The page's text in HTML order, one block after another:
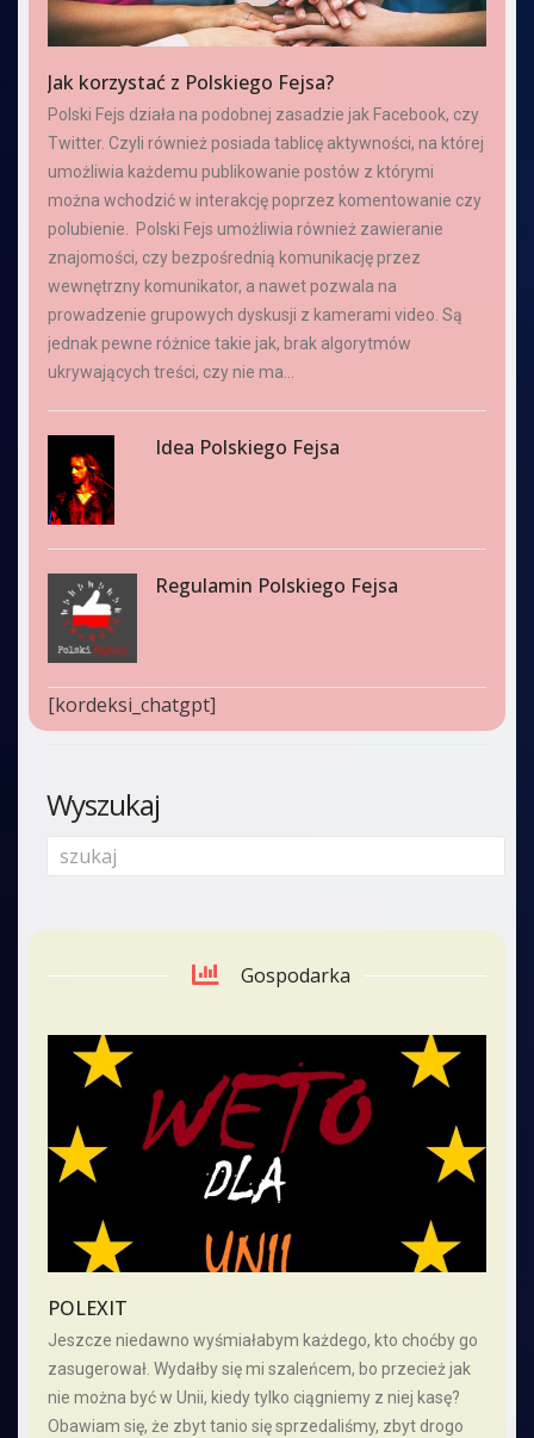
Jak korzystać z Polskiego Fejsa?
Polski Fejs działa na podobnej zasadzie jak Facebook, czy
Twitter. Czyli również posiada tablicę aktywności, na której
umożliwia każdemu publikowanie postów z którymi
można wchodzić w interakcję poprzez komentowanie czy
polubienie. Polski Fejs umożliwia również zawieranie
znajomości, czy bezpośrednią komunikację przez
wewnętrzny komunikator, a nawet pozwala na
prowadzenie grupowych dyskusji z kamerami video. Są
jednak pewne różnice takie jak, brak algorytmów
ukrywających treści, czy nie ma...
Idea Polskiego Fejsa
Regulamin Polskiego Fejsa
[kordeksi_chatgpt]
Wyszukaj
Gospodarka
POLEXIT
Jeszcze niedawno wyśmiałabym każdego, kto choćby go
zasugerował. Wydałby się mi szaleńcem, bo przecież jak
nie można być w Unii, kiedy tylko ciągniemy z niej kasę?
Obawiam się, że zbyt tanio się sprzedaliśmy, zbyt drogo